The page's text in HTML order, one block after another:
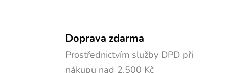
Doprava zdarma
Prostřednictvím služby DPD při
nákupu nad 2.500 Kč